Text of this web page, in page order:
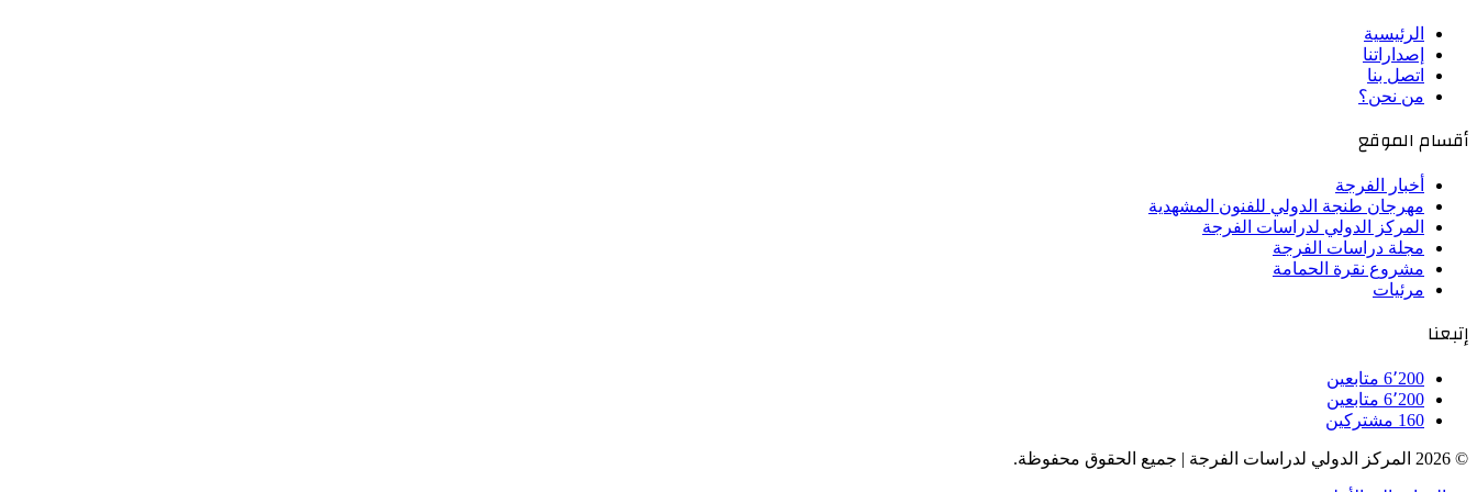
الرئيسية
إصداراتنا
اتصل بنا
من نحن؟
أقسام الموقع
أخبار الفرجة
مهرجان طنجة الدولي للفنون المشهدية
المركز الدولي لدراسات الفرجة
مجلة دراسات الفرجة
مشروع نقرة الحمامة
مرئيات
إتبعنا
6٬200 متابعين
6٬200 متابعين
160 مشتركين
© 2026 المركز الدولي لدراسات الفرجة | جميع الحقوق محفوظة.